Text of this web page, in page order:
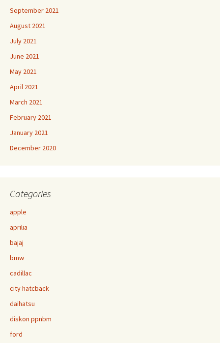
September 2021
August 2021
July 2021
June 2021
May 2021
April 2021
March 2021
February 2021
January 2021
December 2020
Categories
apple
aprilia
bajaj
bmw
cadillac
city hatcback
daihatsu
diskon ppnbm
ford